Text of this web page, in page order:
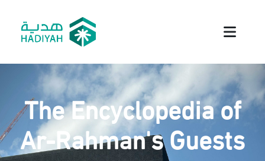
The Encyclopedia of
Ar-Rahman's Guests